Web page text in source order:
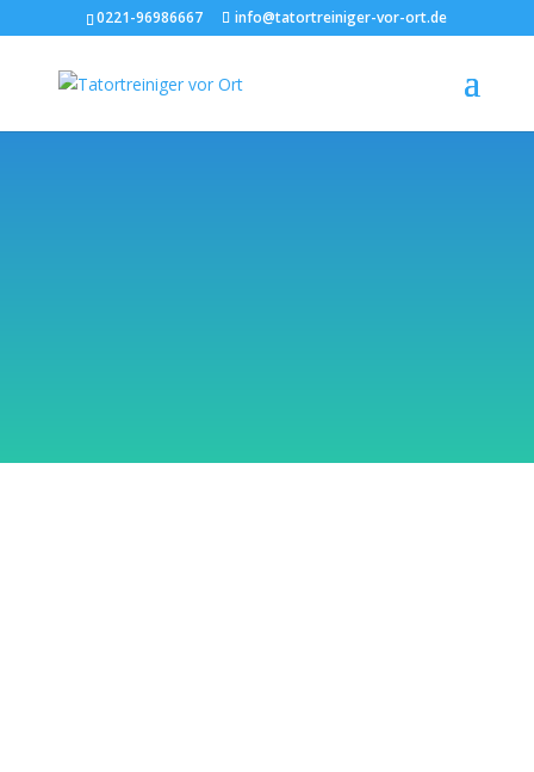
0221-96986667 info@tatortreiniger-vor-ort.de